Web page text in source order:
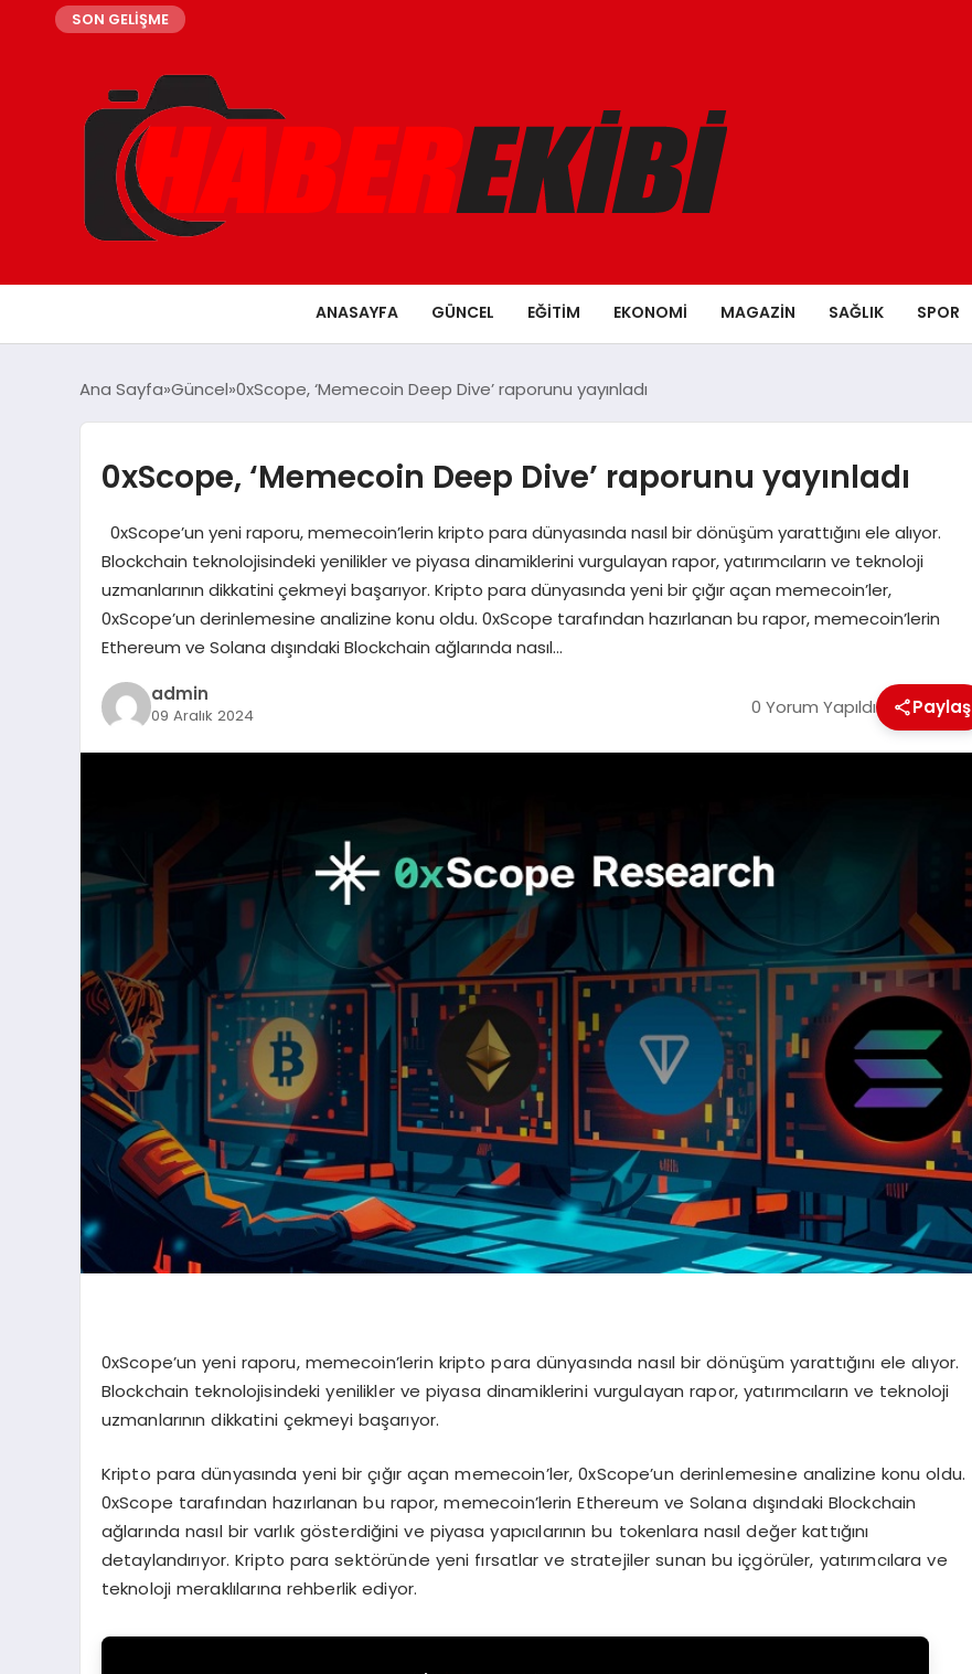
SON GELİŞME
ANASAYFA GÜNCEL EĞITIM EKONOMI MAGAZIN SAĞLIK SPOR
Ana Sayfa Güncel 0xScope, ‘Memecoin Deep Dive’ raporunu yayınladı
0xScope, ‘Memecoin Deep Dive’ raporunu yayınladı
0xScope’un yeni raporu, memecoin’lerin kripto para dünyasında nasıl bir dönüşüm yarattığını ele alıyor.
Blockchain teknolojisindeki yenilikler ve piyasa dinamiklerini vurgulayan rapor, yatırımcıların ve teknoloji
uzmanlarının dikkatini çekmeyi başarıyor. Kripto para dünyasında yeni bir çığır açan memecoin’ler,
0xScope’un derinlemesine analizine konu oldu. 0xScope tarafından hazırlanan bu rapor, memecoin’lerin
Ethereum ve Solana dışındaki Blockchain ağlarında nasıl…
admin
09 Aralık 2024 0 Yorum Yapıldı Paylaş
0xScope’un yeni raporu, memecoin’lerin kripto para dünyasında nasıl bir dönüşüm yarattığını ele alıyor.
Blockchain teknolojisindeki yenilikler ve piyasa dinamiklerini vurgulayan rapor, yatırımcıların ve teknoloji
uzmanlarının dikkatini çekmeyi başarıyor.
Kripto para dünyasında yeni bir çığır açan memecoin’ler, 0xScope’un derinlemesine analizine konu oldu.
0xScope tarafından hazırlanan bu rapor, memecoin’lerin Ethereum ve Solana dışındaki Blockchain
ağlarında nasıl bir varlık gösterdiğini ve piyasa yapıcılarının bu tokenlara nasıl değer kattığını
detaylandırıyor. Kripto para sektöründe yeni fırsatlar ve stratejiler sunan bu içgörüler, yatırımcılara ve
teknoloji meraklılarına rehberlik ediyor.